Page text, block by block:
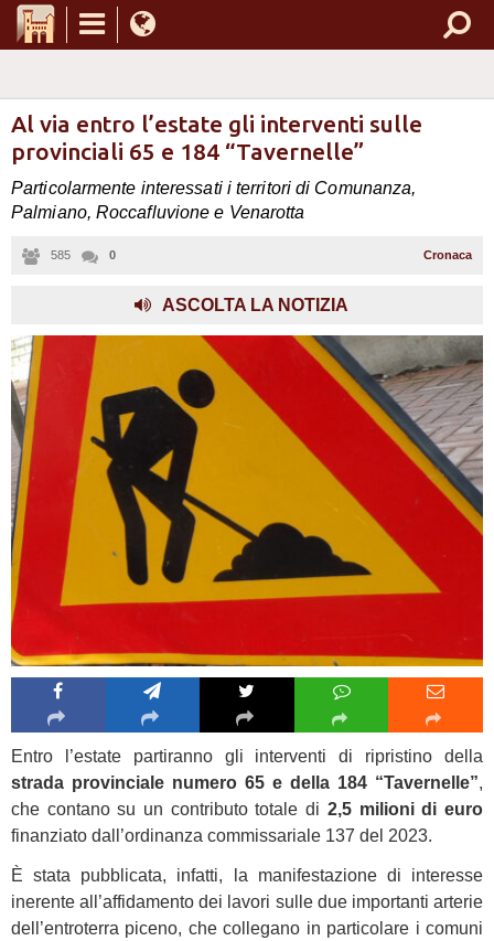
Al via entro l’estate gli interventi sulle
provinciali 65 e 184 “Tavernelle”
Particolarmente interessati i territori di Comunanza,
Palmiano, Roccafluvione e Venarotta
585 0 Cronaca
ASCOLTA LA NOTIZIA
Entro l’estate partiranno gli interventi di ripristino della
strada provinciale numero 65 e della 184 “Tavernelle”,
che contano su un contributo totale di 2,5 milioni di euro
finanziato dall’ordinanza commissariale 137 del 2023.
È stata pubblicata, infatti, la manifestazione di interesse
inerente all’affidamento dei lavori sulle due importanti arterie
dell’entroterra piceno, che collegano in particolare i comuni